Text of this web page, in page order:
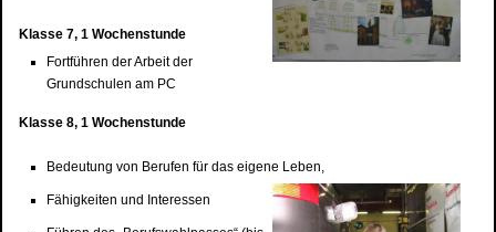
Klasse 7, 1 Wochenstunde
Fortführen der Arbeit der
Grundschulen am PC
Klasse 8, 1 Wochenstunde
Bedeutung von Berufen für das eigene Leben,
Fähigkeiten und Interessen